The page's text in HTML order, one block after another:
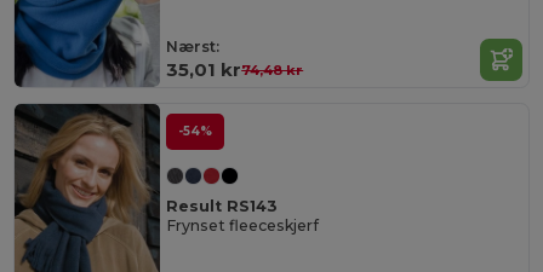
Nærst:
35,01 kr74,48 kr
-54%
Result RS143
Frynset fleeceskjerf